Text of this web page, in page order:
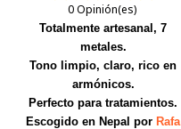
0 Opinión(es)
Totalmente artesanal, 7
metales.
Tono limpio, claro, rico en
armónicos.
Perfecto para tratamientos.
Escogido en Nepal por Rafa